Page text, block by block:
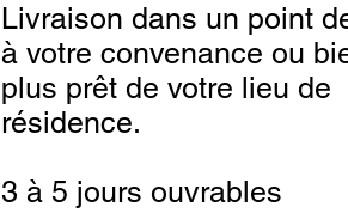
Livraison dans un point
à votre convenance ou
plus prêt de votre lieu de
résidence.
3 à 5 jours ouvrables